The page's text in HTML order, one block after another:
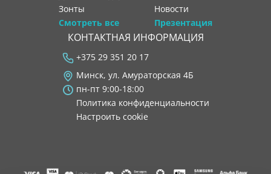
Зонты
Смотреть все
новости
Презентация
КОНТАКТНАЯ ИНФОРМАЦИЯ
+375 29 351 20 17
Минск, ул. Амураторская 4Б
пн-пт 9:00-18:00
Политика конфиденциальности
Настроить cookie